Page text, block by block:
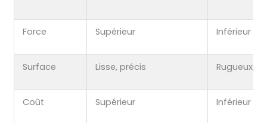
Force Supérieur Inférieur
Surface Lisse, précis Rugueux,
Coût Supérieur Inférieur